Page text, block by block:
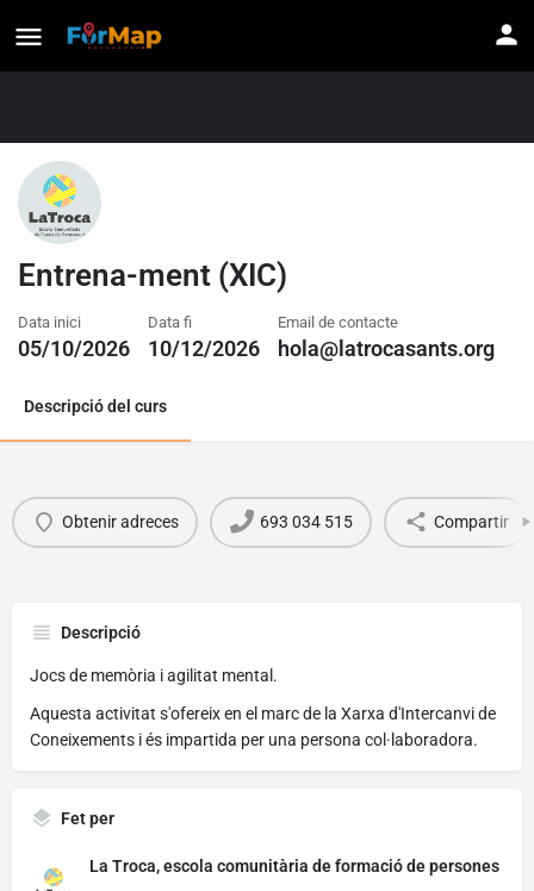
Entrena-ment (XIC)
Data inici
05/10/2026
Data fi
10/12/2026
Email de contacte
hola@latrocasants.org
Descripció del curs
Obtenir adreces 693 034 515 Compartir
Descripció
Jocs de memòria i agilitat mental.
Aquesta activitat s'ofereix en el marc de la Xarxa d'Intercanvi de
Coneixements i és impartida per una persona col·laboradora.
Fet per
La Troca, escola comunitària de formació de persones